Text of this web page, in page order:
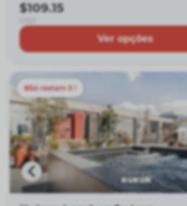
$109.15
Ver opções
Só restam 5 !